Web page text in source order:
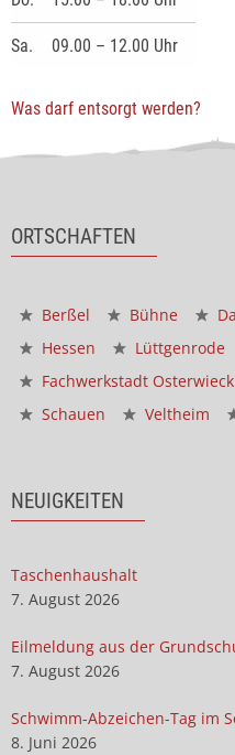
Sa. 09.00 – 12.00 Uhr
Was darf entsorgt werden?
ORTSCHAFTEN
Berßel Bühne
Hessen
Lüttgenrode
Fachwerkstadt Osterwieck
Schauen
Veltheim
NEUIGKEITEN
Taschenhaushalt
7. August 2026
Eilmeldung aus der
7. August 2026
Schwimm-Abzeichen-Tag im
8. Juni 2026